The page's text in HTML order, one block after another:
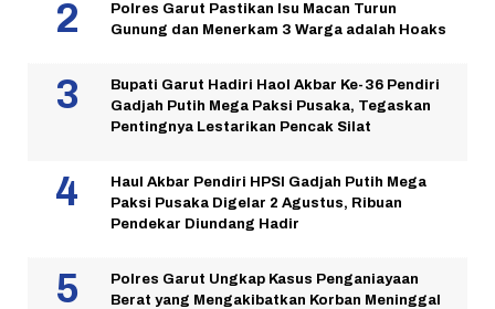
Polres Garut Pastikan Isu Macan Turun
Gunung dan Menerkam 3 Warga adalah Hoaks
Bupati Garut Hadiri Haol Akbar Ke-36 Pendiri
Gadjah Putih Mega Paksi Pusaka, Tegaskan
Pentingnya Lestarikan Pencak Silat
Haul Akbar Pendiri HPSI Gadjah Putih Mega
Paksi Pusaka Digelar 2 Agustus, Ribuan
Pendekar Diundang Hadir
Polres Garut Ungkap Kasus Penganiayaan
Berat yang Mengakibatkan Korban Meninggal